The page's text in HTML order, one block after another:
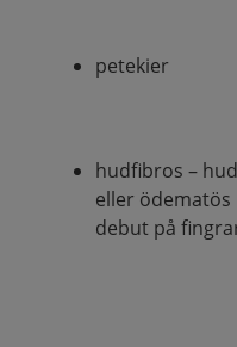
petekier
hudfibros –
eller ödematös
debut på